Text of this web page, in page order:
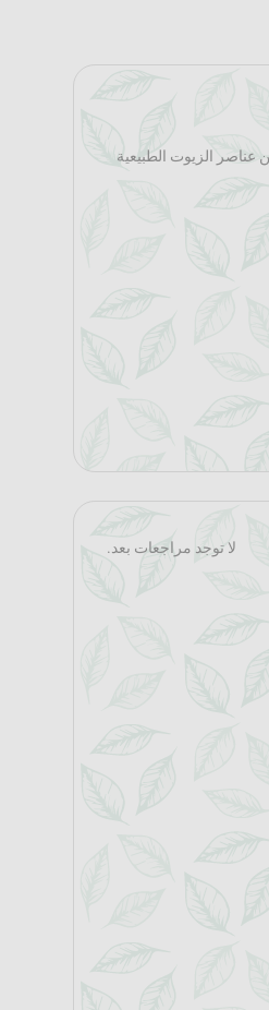
عناصر الزيوت الطبيعية
لا توجد مراجعات بعد.